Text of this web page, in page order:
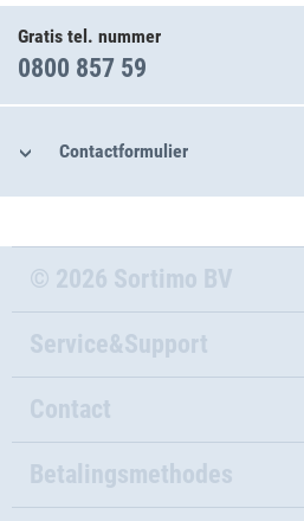
Gratis tel. nummer
0800 857 59
Contactformulier
© 2026 Sortimo BV
Service&Support
Contact
Betalingsmethodes